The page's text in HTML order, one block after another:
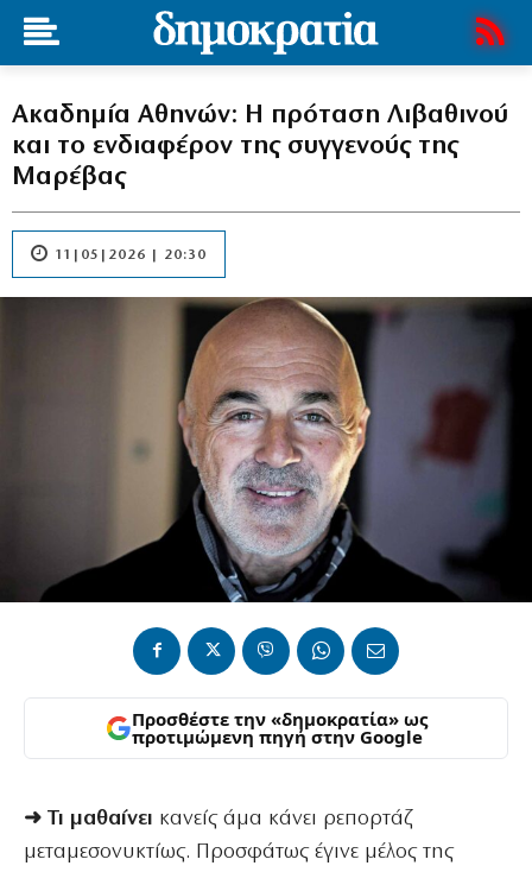
Ακαδημία Αθηνών: Η πρόταση Λιβαθινού
και το ενδιαφέρον της συγγενούς της
Μαρέβας
11|05|2026 | 20:30
Προσθέστε την «δημοκρατία» ως
προτιμώμενη πηγή στην Google
➜ Τι μαθαίνει κανείς άμα κάνει ρεπορτάζ
μεταμεσονυκτίως. Προσφάτως έγινε μέλος της